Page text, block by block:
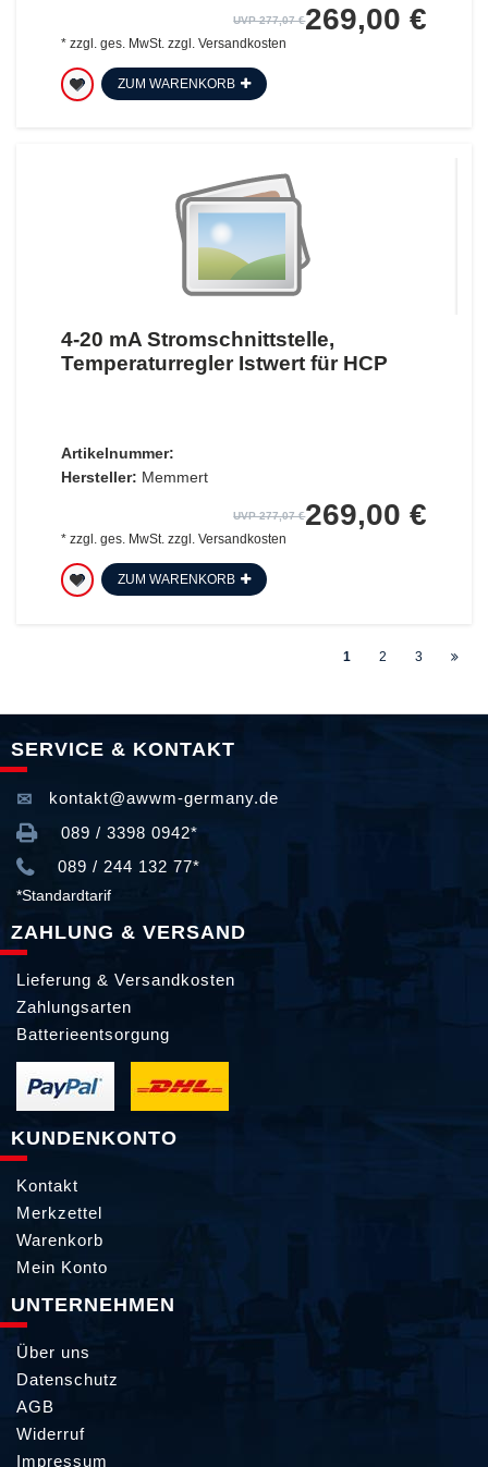
UVP 277,07 €269,00 €
* zzgl. ges. MwSt. zzgl. Versandkosten
ZUM WARENKORB
4-20 mA Stromschnittstelle,
Temperaturregler Istwert für HCP
Artikelnummer:
Hersteller: Memmert
UVP 277,07 €269,00 €
* zzgl. ges. MwSt.zzgl. Versandkosten
ZUM WARENKORB
1 2 3
SERVICE & KONTAKT
kontakt@awwm-germany.de
089 / 3398 0942*
089 / 244 132 77*
*Standardtarif
ZAHLUNG & VERSAND
Lieferung & Versandkosten
Zahlungsarten
Batterieentsorgung
KUNDENKONTO
Kontakt
Merkzettel
Warenkorb
Mein Konto
UNTERNEHMEN
Über uns
Datenschutz
AGB
Widerruf
Impressum